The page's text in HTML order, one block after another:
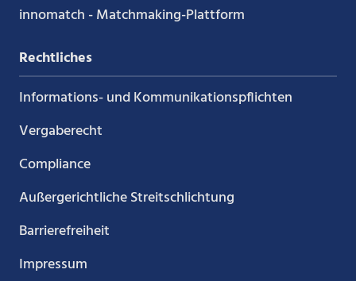
innomatch - Matchmaking-Plattform
Rechtliches
Informations- und Kommunikations­pflichten
Vergaberecht
Compliance
Außergerichtliche Streitschlichtung
Barrierefreiheit
Impressum